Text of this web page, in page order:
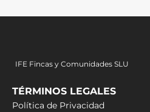
IFE Fincas y Comunidades SLU
TÉRMINOS LEGALES
Política de Privacidad